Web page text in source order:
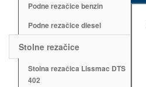
Podne rezačice benzin
Podne rezačice diesel
Stolne rezačice
Stolna rezačica Lissmac DTS
402